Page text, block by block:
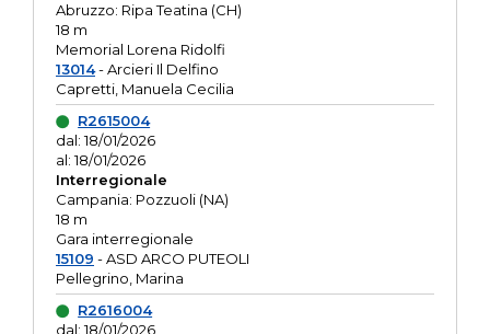
Abruzzo: Ripa Teatina (CH)
18 m
Memorial Lorena Ridolfi
13014- Arcieri Il Delfino
Capretti, Manuela Cecilia
R2615004
dal: 18/01/2026
al: 18/01/2026
Interregionale
Campania: Pozzuoli (NA)
18 m
Gara interregionale
15109 - ASD ARCO PUTEOLI
Pellegrino, Marina
R2616004
dal: 18/01/2026